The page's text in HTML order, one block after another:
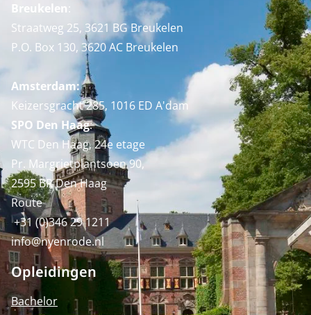
Breukelen:
Straatweg 25, 3621 BG Breukelen
P.O. Box 130, 3620 AC Breukelen
Amsterdam:
Keizersgracht 285, 1016 ED A'dam
SPO Den Haag:
WTC Den Haag, 24e etage
Pr. Margrietplantsoen 90,
2595 BR Den Haag
Route
+31 (0)346 29 1211
info@nyenrode.nl
Opleidingen
Bachelor